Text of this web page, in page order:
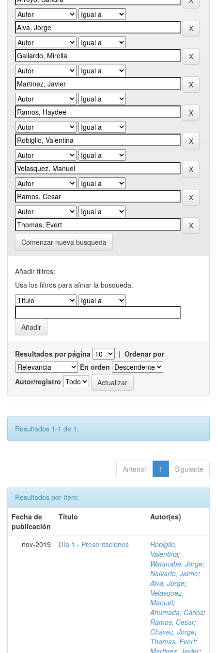
Comenzar nueva busqueda
Añadir filtros:
Usa los filtros para afinar la busqueda.
Resultados por página | Ordenar por
En orden
Autor/registro
Resultados 1-1 de 1.
Anterior 1 Siguiente
Resultados por ítem:
Fecha de
publicación
Título Autor(es)
nov-2019 Día 1 - Presentaciones
Robiglio,
Valentina;
Watanabe, Jorge;
Nalvarte, Jaime;
Alva, Jorge;
Velasquez,
Manuel;
Ahumada, Carlos;
Ramos, Cesar;
Chávez, Jorge;
Thomas, Evert;
Martinez, Javier;